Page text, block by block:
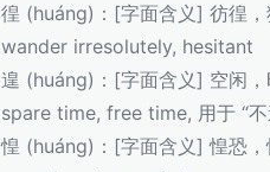
徨 (huáng)：[字面含义] 彷徨
wander irresolutely, hesitant
遑 (huáng)：[字面含义] 空闲
spare time, free time, 用于 “不
惶 (huáng)：[字面含义] 惶恐